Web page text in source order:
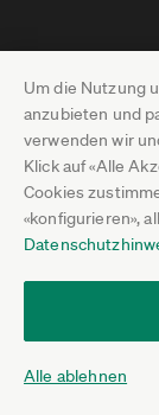
Um die Nutzung
anzubieten und
verwenden wir
Klick auf «Alle
Cookies
«konfigurieren»,
Alle ablehnen
Impressum
Datenschutz
Pressebereich
Jobs